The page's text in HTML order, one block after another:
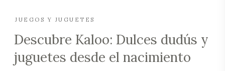
JUEGOS Y JUGUETES
Descubre Kaloo: Dulces dudús y
juguetes desde el nacimiento